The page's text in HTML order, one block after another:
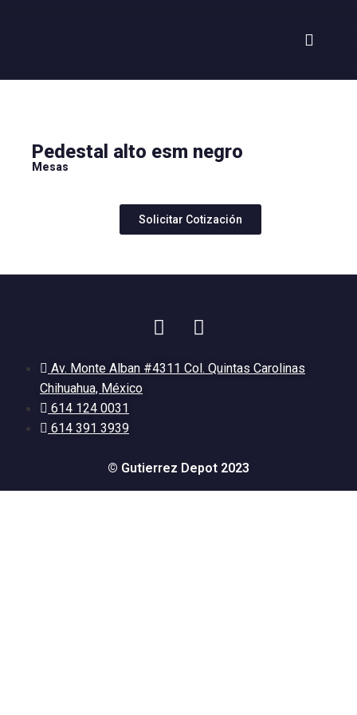
Pedestal alto esm negro
Mesas
Solicitar Cotización
Av. Monte Alban #4311 Col. Quintas Carolinas
Chihuahua, México
614 124 0031
614 391 3939
© Gutierrez Depot 2023